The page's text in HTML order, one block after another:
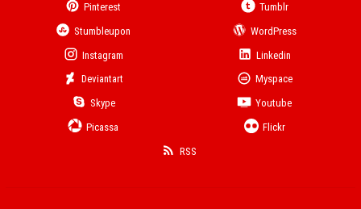
Pinterest
Tumblr
Stumbleupon
WordPress
Instagram
Linkedin
Deviantart
Myspace
Skype
Youtube
Picassa
Flickr
RSS